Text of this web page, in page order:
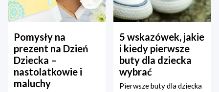
Pomysły na
prezent na Dzień
Dziecka –
nastolatkowie i
maluchy
5 wskazówek, jakie
i kiedy pierwsze
buty dla dziecka
wybrać
Pierwsze buty dla dziecka